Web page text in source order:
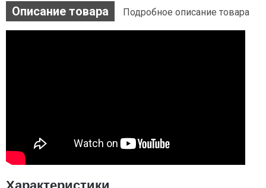
Описание товара Подробное описание товара